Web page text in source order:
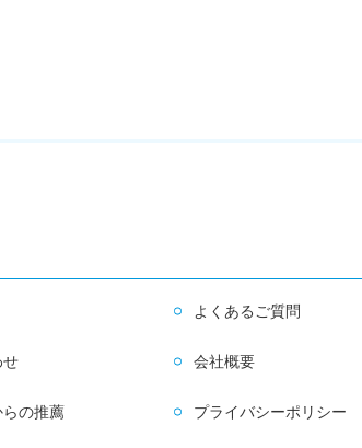
よくあるご質問
せ 会社概要
らの推薦 プライバシーポリシー